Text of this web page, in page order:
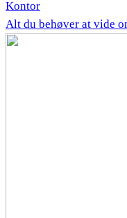
Kontor
Alt du behøver at vide